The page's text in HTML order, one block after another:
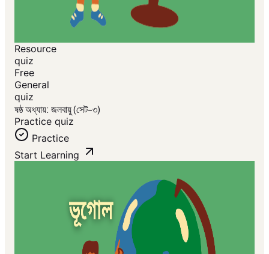
Resource
quiz
Free
General
quiz
ষষ্ঠ অধ্যায়: জলবায়ু (সেট-৩)
Practice quiz
Practice
Start Learning